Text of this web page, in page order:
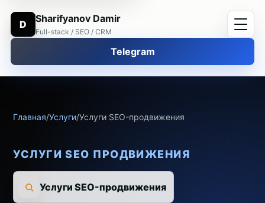
D Sharifyanov Damir
Full-stack / SEO / CRM
Telegram
Главная/Услуги/Услуги SEO-продвижения
УСЛУГИ SEO ПРОДВИЖЕНИЯ
Услуги SEO-продвижения